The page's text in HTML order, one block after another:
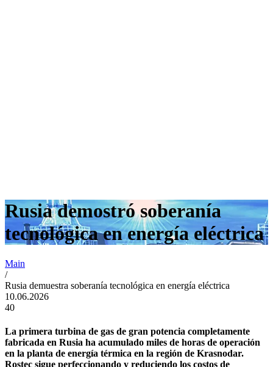
Rusia demostró soberanía
tecnológica en energía eléctrica
Main
/
Rusia demuestra soberanía tecnológica en energía eléctrica
10.06.2026
40
La primera turbina de gas de gran potencia completamente
fabricada en Rusia ha acumulado miles de horas de operación
en la planta de energía térmica en la región de Krasnodar.
Rostec sigue perfeccionando y reduciendo los costos de